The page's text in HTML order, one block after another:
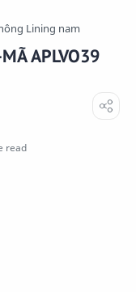
Lining nam
APLVO39
read